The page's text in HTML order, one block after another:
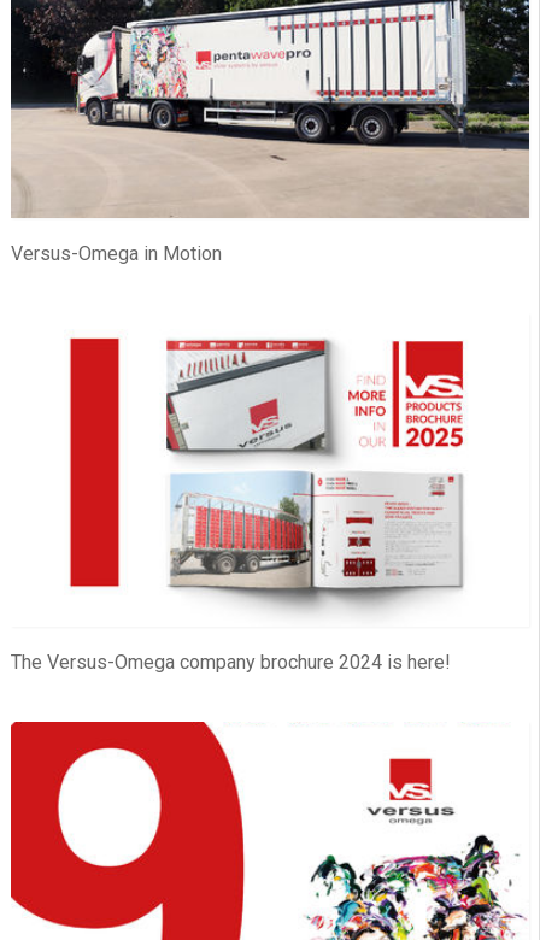
Versus-Omega in Motion
The Versus-Omega company brochure 2024 is here!